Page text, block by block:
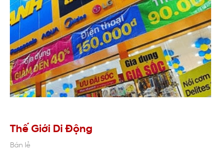
Thế Giới Di Động
Bán lẻ